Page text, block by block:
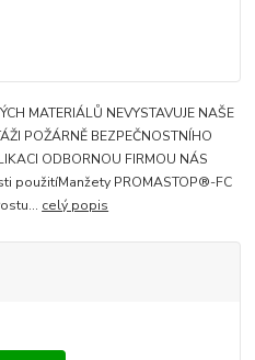
MATERIÁLŮ NEVYSTAVUJE NAŠE
POŽÁRNĚ BEZPEČNOSTNÍHO
ODBORNOU FIRMOU NÁS
použitíManžety PROMASTOP®-FC
celý popis